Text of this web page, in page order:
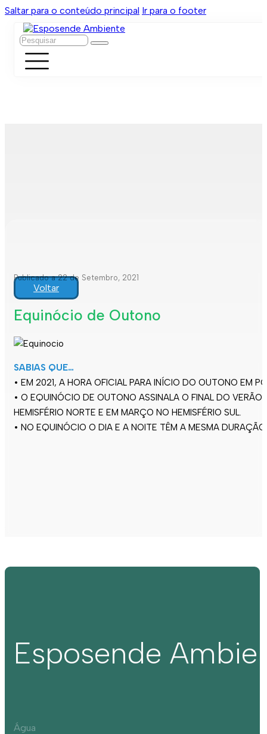
Saltar para o conteúdo principal Ir para o footer
Pesquisar
Publicado a 22 de Setembro, 2021
Voltar
Equinócio de Outono
SABIAS QUE…
• EM 2021, A HORA OFICIAL PARA INÍCIO DO OUTONO EM
• O EQUINÓCIO DE OUTONO ASSINALA O FINAL DO
HEMISFÉRIO NORTE E EM MARÇO NO HEMISFÉRIO SUL.
• NO EQUINÓCIO O DIA E A NOITE TÊM A MESMA
Esposende
Água